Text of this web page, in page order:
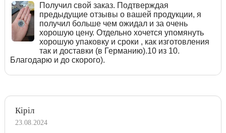
Получил свой заказ. Подтверждая
предыдущие отзывы о вашей продукции, я
получил больше чем ожидал и за очень
хорошую цену. Отдельно хочется упомянуть
хорошую упаковку и сроки , как изготовления
так и доставки (в Германию).10 из 10.
Благодарю и до скорого).
Кіріл
23.08.2024